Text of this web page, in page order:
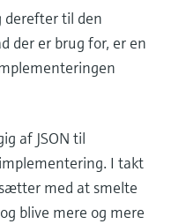
til den
der er brug for, er en
af JSON til
I takt
med at smelte
blive mere og mere